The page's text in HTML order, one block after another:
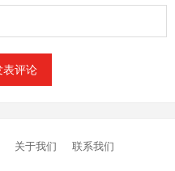
关于我们 联系我们